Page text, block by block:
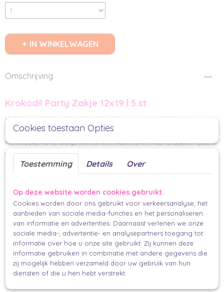
IN WINKELWAGEN
Omschrijving
Krokodil Party Zakje 12x19 | 5 st
Vrolijke krokodillen met feesthoedjes, ballonnen en cadeau's. Aan de
binnenkant zijn deze zakjes kobalt blauw. Jouw feest kan beginnen.
Met dit zakje kan je lastige vormen snel, makkelijk en mooi verpakken. Goed te
combineren metstickers,
Per 5 stuks
FSC
Ook interessant
Cookies toestaan Opties
Toestemming Details Over
Op deze website worden cookies gebruikt
Cookies worden door ons gebruikt voor verkeersanalyse, het
aanbieden van sociale media-functies en het personaliseren
van informatie en advertenties. Daarnaast verlenen we onze
sociale media-, advertentie- en analysepartners toegang tot
informatie over hoe u onze site gebruikt. Zij kunnen deze
informatie gebruiken in combinatie met andere gegevens die
zij mogelijk hebben verzameld door uw gebruik van hun
diensten of die u hen hebt verstrekt.